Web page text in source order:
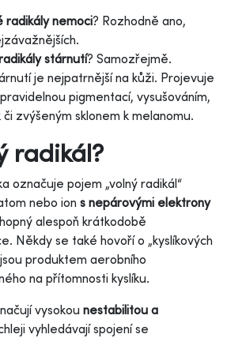
radikály nemoci? Rozhodně ano,
stárnutí? Samozřejmě.
je nejpatrnější na kůži. Projevuje
pigmentací, vysušováním,
zvýšeným sklonem k melanomu.
radikál?
označuje pojem „volný radikál“
nebo ion s nepárovými elektrony
alespoň krátkodobě
Někdy se také hovoří o „kyslíkových
produktem aerobního
na přítomnosti kyslíku.
vysokou nestabilitou a
vyhledávají spojení se